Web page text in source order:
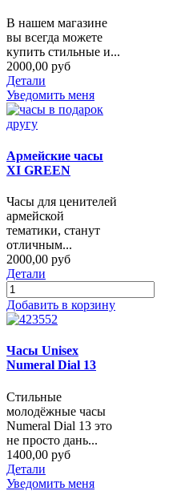
В нашем магазине
вы всегда можете
купить стильные и...
2000,00 руб
Детали
Уведомить меня
Армейские часы
XI GREEN
Часы для ценителей
армейской
тематики, станут
отличным...
2000,00 руб
Детали
Добавить в корзину
Часы Unisex
Numeral Dial 13
Стильные
молодёжные часы
Numeral Dial 13 это
не просто дань...
1400,00 руб
Детали
Уведомить меня